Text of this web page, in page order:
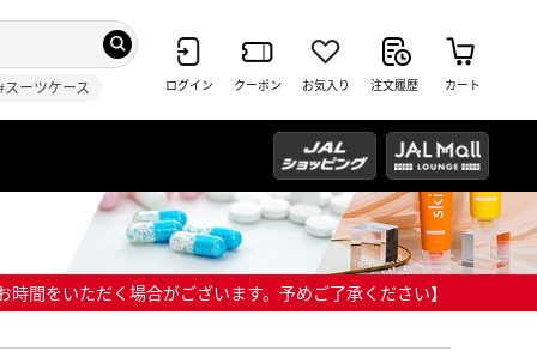
スーツケース ログイン クーポン お気入り 注文履歴 カート
間をいただく場合がございます。予めご了承ください】